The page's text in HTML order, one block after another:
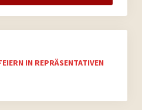
IN REPRÄSENTATIVEN